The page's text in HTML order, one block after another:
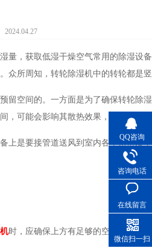
2024.04.27
量，获取低湿干燥空气常用的除湿
众所周知，转轮除湿机中的转轮都是
空间的。一方面是为了确保转轮
，可能会影响其散热效果，导致机器过
上是要接管道送风到室内各个角落及室
时，应确保上方有足够的空间，并
QQ咨询
咨询电话
在线留言
微信扫一扫